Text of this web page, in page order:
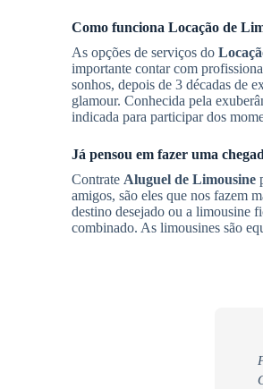
Como funciona Locação de
As opções de serviços do
importante contar com
sonhos, depois de 3 décadas de
glamour. Conhecida pela
indicada para participar dos
Já pensou em fazer uma
Contrate Aluguel de Limousine
amigos, são eles que nos fazem
destino desejado ou a limousine
combinado. As limousines são